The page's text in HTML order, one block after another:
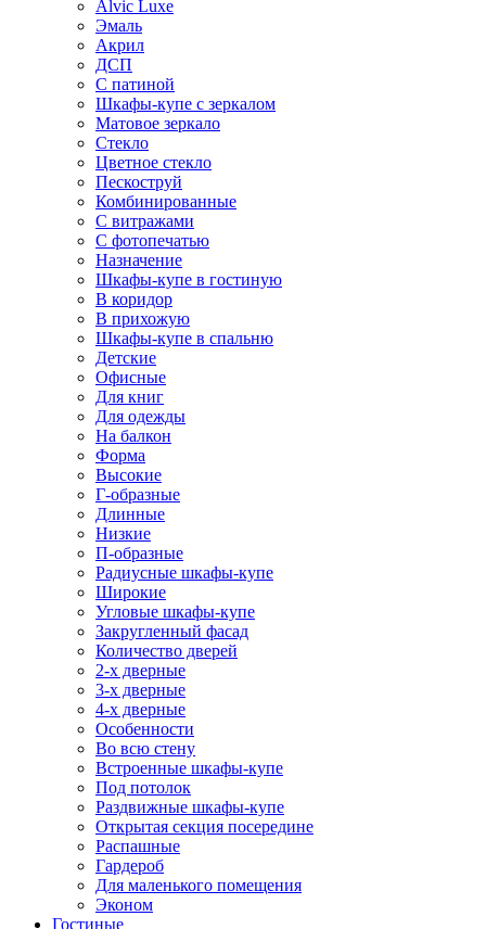
Alvic Luxe
Эмаль
Акрил
ДСП
С патиной
Шкафы-купе с зеркалом
Матовое зеркало
Стекло
Цветное стекло
Пескоструй
Комбинированные
С витражами
С фотопечатью
Назначение
Шкафы-купе в гостиную
В коридор
В прихожую
Шкафы-купе в спальню
Детские
Офисные
Для книг
Для одежды
На балкон
Форма
Высокие
Г-образные
Длинные
Низкие
П-образные
Радиусные шкафы-купе
Широкие
Угловые шкафы-купе
Закругленный фасад
Количество дверей
2-х дверные
3-х дверные
4-х дверные
Особенности
Во всю стену
Встроенные шкафы-купе
Под потолок
Раздвижные шкафы-купе
Открытая секция посередине
Распашные
Гардероб
Для маленького помещения
Эконом
Гостиные